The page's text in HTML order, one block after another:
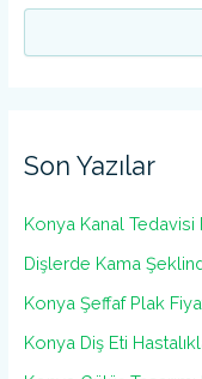
Son Yazılar
Konya Kanal Tedavisi
Dişlerde Kama
Konya Şeffaf Plak
Konya Diş Eti